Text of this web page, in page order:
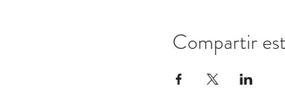
Compartir